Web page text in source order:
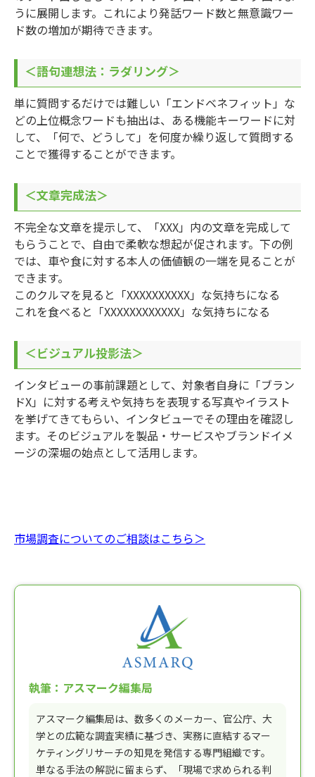
うに展開します。これにより発話ワード数と無意識ワー
ド数の増加が期待できます。
＜語句連想法：ラダリング＞
単に質問するだけでは難しい「エンドベネフィット」な
どの上位概念ワードも抽出は、ある機能キーワードに対
して、「何で、どうして」を何度か繰り返して質問する
ことで獲得することができます。
＜文章完成法＞
不完全な文章を提示して、「XXX」内の文章を完成して
もらうことで、自由で柔軟な想起が促されます。下の例
では、車や食に対する本人の価値観の一端を見ることが
できます。
このクルマを見ると「XXXXXXXXXX」な気持ちになる
これを食べると「XXXXXXXXXXXX」な気持ちになる
＜ビジュアル投影法＞
インタビューの事前課題として、対象者自身に「ブラン
ドX」に対する考えや気持ちを表現する写真やイラスト
を挙げてきてもらい、インタビューでその理由を確認し
ます。そのビジュアルを製品・サービスやブランドイメ
ージの深堀の始点として活用します。
市場調査についてのご相談はこちら＞
執筆：アスマーク編集局
アスマーク編集局は、数多くのメーカー、官公庁、大
学との広範な調査実績に基づき、実務に直結するマー
ケティングリサーチの知見を発信する専門組織です。
単なる手法の解説に留まらず、「現場で求められる判